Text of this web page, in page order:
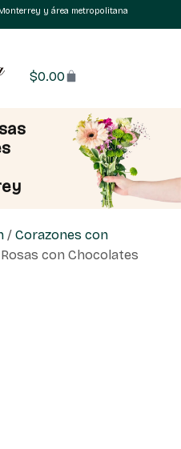
y área metropolitana
$0.00
/ Corazones con
con Chocolates